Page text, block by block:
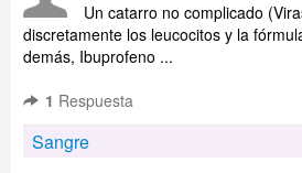
Un catarro no complicado
discretamente los leucocitos y la
demás, Ibuprofeno ...
1 Respuesta
Sangre